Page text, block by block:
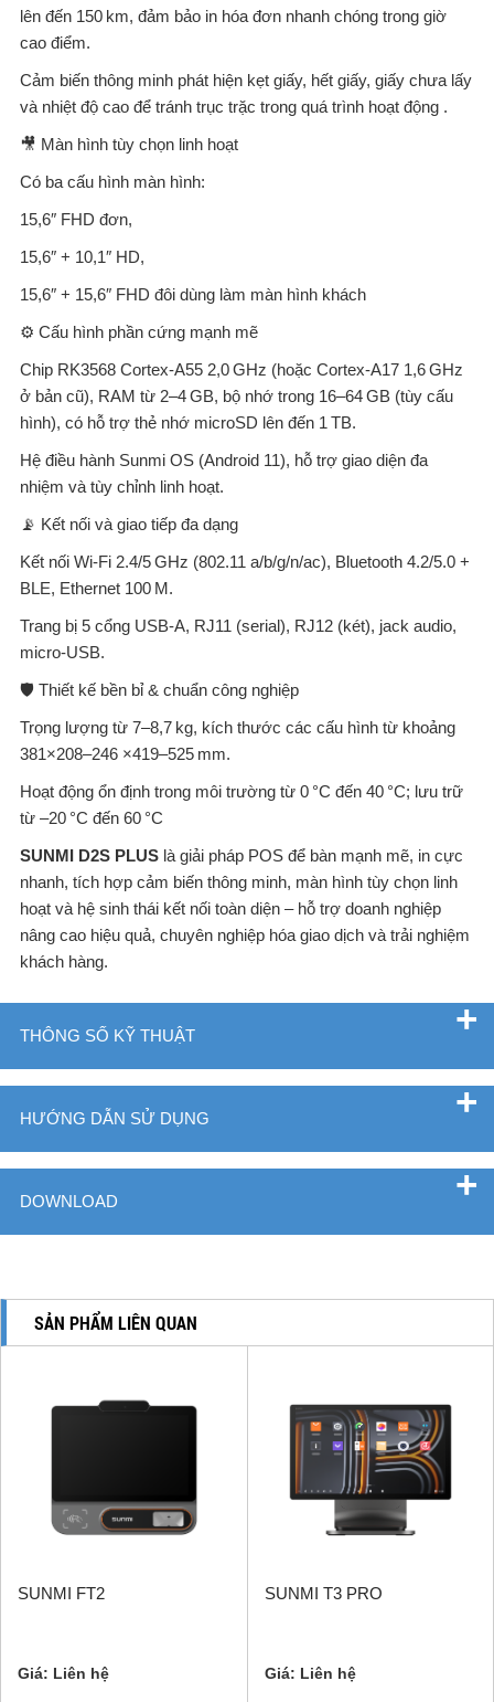
lên đến 150 km, đảm bảo in hóa đơn nhanh chóng trong giờ
cao điểm.
Cảm biến thông minh phát hiện kẹt giấy, hết giấy, giấy chưa lấy
và nhiệt độ cao để tránh trục trặc trong quá trình hoạt động .
🎥 Màn hình tùy chọn linh hoạt
Có ba cấu hình màn hình:
15,6″ FHD đơn,
15,6″ + 10,1″ HD,
15,6″ + 15,6″ FHD đôi dùng làm màn hình khách
⚙️ Cấu hình phần cứng mạnh mẽ
Chip RK3568 Cortex-A55 2,0 GHz (hoặc Cortex-A17 1,6 GHz
ở bản cũ), RAM từ 2–4 GB, bộ nhớ trong 16–64 GB (tùy cấu
hình), có hỗ trợ thẻ nhớ microSD lên đến 1 TB.
Hệ điều hành Sunmi OS (Android 11), hỗ trợ giao diện đa
nhiệm và tùy chỉnh linh hoạt.
📡 Kết nối và giao tiếp đa dạng
Kết nối Wi‑Fi 2.4/5 GHz (802.11 a/b/g/n/ac), Bluetooth 4.2/5.0 +
BLE, Ethernet 100 M.
Trang bị 5 cổng USB-A, RJ11 (serial), RJ12 (két), jack audio,
micro-USB.
🛡️ Thiết kế bền bỉ & chuẩn công nghiệp
Trọng lượng từ 7–8,7 kg, kích thước các cấu hình từ khoảng
381×208–246 ×419–525 mm.
Hoạt động ổn định trong môi trường từ 0 °C đến 40 °C; lưu trữ
từ –20 °C đến 60 °C
SUNMI D2S PLUS là giải pháp POS để bàn mạnh mẽ, in cực
nhanh, tích hợp cảm biến thông minh, màn hình tùy chọn linh
hoạt và hệ sinh thái kết nối toàn diện – hỗ trợ doanh nghiệp
nâng cao hiệu quả, chuyên nghiệp hóa giao dịch và trải nghiệm
khách hàng.
THÔNG SỐ KỸ THUẬT
HƯỚNG DẪN SỬ DỤNG
DOWNLOAD
SẢN PHẨM LIÊN QUAN
SUNMI FT2
Giá: Liên hệ
SUNMI T3 PRO
Giá: Liên hệ